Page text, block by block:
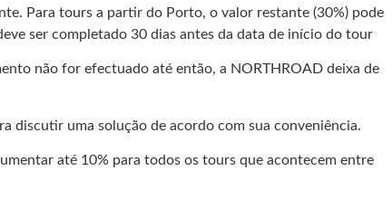
Para tours a partir do Porto, o valor restante (30%) pode
ser completado 30 dias antes da data de início do tour
não for efectuado até então, a NORTHROAD deixa de
discutir uma solução de acordo com sua conveniência.
até 10% para todos os tours que acontecem entre